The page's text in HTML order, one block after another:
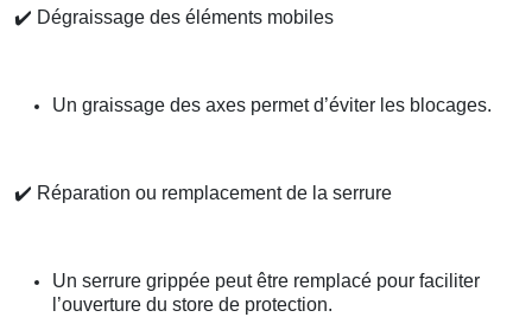
✔️ Dégraissage des éléments mobiles
Un graissage des axes permet d’éviter les blocages.
✔️ Réparation ou remplacement de la serrure
Un serrure grippée peut être remplacé pour faciliter
l’ouverture du store de protection.